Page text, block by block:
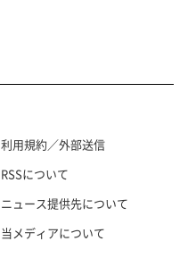
利用規約／外部送信
RSSについて
ニュース提供先について
当メディアについて